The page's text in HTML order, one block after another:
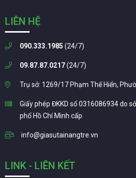
LIÊN HỆ
090.333.1985 (24/7)
09.87.87.0217(24/7)
Trụ sở: 1269/17 Phạm Thế Hiển,
Giấy phép ĐKKD số 0316086934 do
phố Hồ Chí Minh cấp
info@giasutainangtre.vn
LINK - LIÊN KẾT